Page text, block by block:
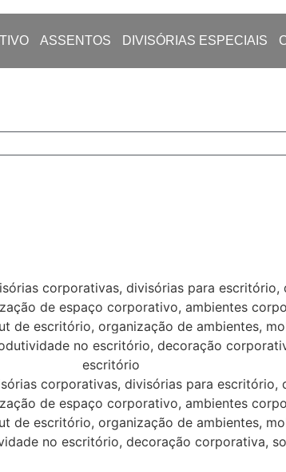
ASSENTOS DIVISÓRIAS ESPECIAIS
corporativas, divisórias para escritório,
de espaço corporativo, ambientes
de escritório, organização de ambientes,
no escritório, decoração
escritório